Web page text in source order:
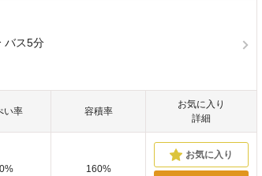
バス5分
い率 容積率
お気に入り
詳細
160%